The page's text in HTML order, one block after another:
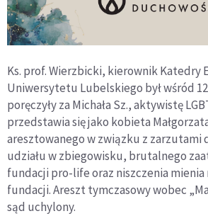
Ks. prof. Wierzbicki, kierownik Katedry
Uniwersytetu Lubelskiego był wśród
poręczyły za Michała Sz., aktywistę
przedstawia się jako kobieta
aresztowanego w związku z zarzutami
udziału w zbiegowisku, brutalnego
fundacji pro-life oraz niszczenia mienia
fundacji. Areszt tymczasowy wobec
sąd uchylony.